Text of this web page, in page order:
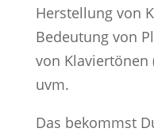
Herstellung von
Bedeutung von
von Klaviertönen
uvm.
Das bekommst